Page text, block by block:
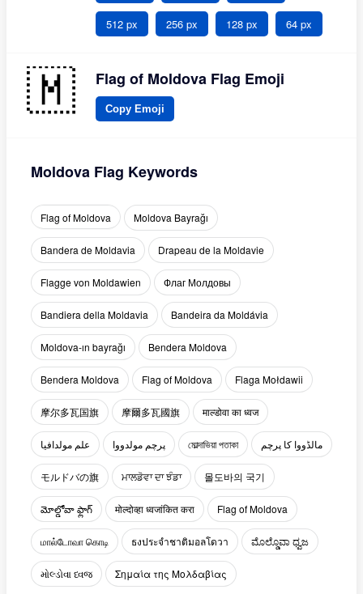
512 px 256 px 128 px 64 px
Flag of Moldova Flag Emoji
Copy Emoji
Moldova Flag Keywords
Flag of Moldova Moldova Bayrağı
Bandera de Moldavia Drapeau de la Moldavie
Flagge von Moldawien Флаг Молдовы
Bandiera della Moldavia Bandeira da Moldávia
Moldova-ın bayrağı Bendera Moldova
Bendera Moldova Flag of Moldova Flaga Mołdawii
摩尔多瓦国旗 摩爾多瓦國旗 माल्डोवा का ध्वज
علم مولدافيا پرچم مولدووا মোল্দাভিয়া পতাকা مالڈووا کا پرچم
モルドバの旗 ਮਾਲਡੋਵਾ ਦਾ ਝੰਡਾ 몰도바의 국기
మోల్డోవా ఫ్లాగ్ मोल्दोव्हा ध्वजांकित करा Flag of Moldova
மால்டோவா கொடி ธงประจำชาติมอลโดวา ಮೊಲ್ಡೊವಾ ಧ್ವಜ
મોલ્ડોવા ધ્વજ Σημαία της Μολδαβίας